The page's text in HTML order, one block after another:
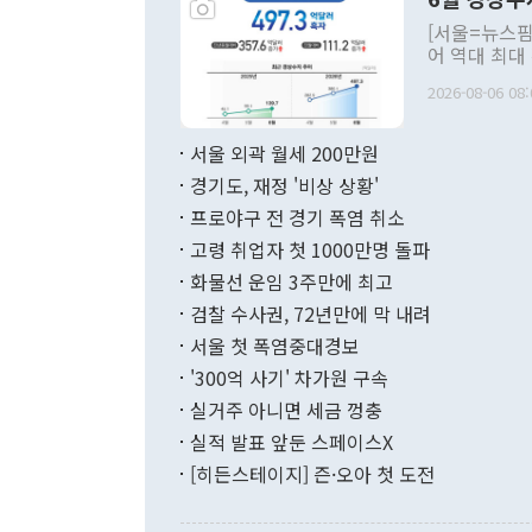
관의 대북
관 부처 장
관의 무리한
다. [정동영 통일부 장관이 지난달 23일 오후 서울 종로구 정부서울청사에
무너졌다고
함께 4자 대
"우리의 선
관은 업무
[서울=뉴스
어 역대 최
료=한국은행] 한국은행이 6일 발표한 '2026년 6월 국제수지(잠정)'
며 월간 기
196.9% 급
수출은
기록했지만
로 전환됐다.
2026-08-06
서울 외곽 월세 200만원
경기도, 재정 '비상 상황'
프로야구 전 경기 폭염 취소
고령 취업자 첫 1000만명 돌파
화물선 운임 3주만에 최고
검찰 수사권, 72년만에 막 내려
서울 첫 폭염중대경보
'300억 사기' 차가원 구속
실거주 아니면 세금 껑충
실적 발표 앞둔 스페이스X
[히든스테이지] 즌·오아 첫 도전